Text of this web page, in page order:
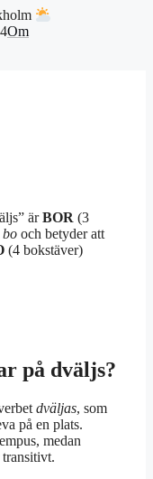
Om
ärBOR (3
bo och betyder att
(4 bokstäver)
på dväljs?
dväljas, som
på en plats.
medan
transitivt.